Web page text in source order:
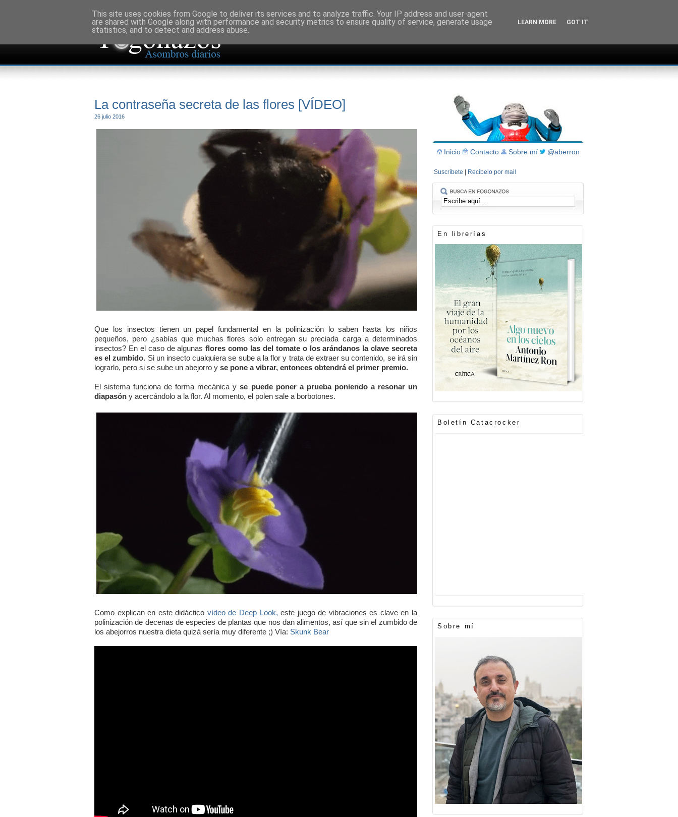
La contraseña secreta de las flores [VÍDEO]
26 julio 2016
Que los insectos tienen un papel fundamental en la polinización lo saben hasta los niños
pequeños, pero ¿sabías que muchas flores solo entregan su preciada carga a determinados
insectos? En el caso de algunas flores como las del tomate o los arándanos la clave secreta
es el zumbido. Si un insecto cualquiera se sube a la flor y trata de extraer su contenido, se irá sin
lograrlo, pero si se sube un abejorro y se pone a vibrar, entonces obtendrá el primer premio.
El sistema funciona de forma mecánica y se puede poner a prueba poniendo a resonar un
diapasón y acercándolo a la flor. Al momento, el polen sale a borbotones.
Como explican en este didáctico vídeo de Deep Look, este juego de vibraciones es clave en la
polinización de decenas de especies de plantas que nos dan alimentos, así que sin el zumbido de
los abejorros nuestra dieta quizá sería muy diferente ;) Vía: Skunk Bear
Inicio Contacto Sobre mí @aberron
Suscríbete Recíbelo por mail
En librerías
Boletín Catacrocker
Sobre mí
This site uses cookies from Google to deliver its services and to analyze traffic. Your IP address and user-agent
are shared with Google along with performance and security metrics to ensure quality of service, generate usage
statistics, and to detect and address abuse.
LEARN MORE GOT IT